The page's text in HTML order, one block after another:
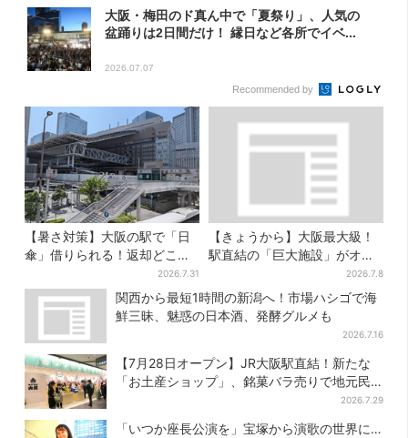
大阪・梅田のド真ん中で「夏祭り」、人気の
盆踊りは2日間だけ！ 縁日など各所でイベ...
2026.07.07
Recommended by
【暑さ対策】大阪の駅で「日
傘」借りられる！返却どこで
もOK、熱中症対策にシェアサ
ービス拡大
2026.7.31
【きょうから】大阪最大級！
駅直結の「巨大施設」がオー
プン、誰でも行ける“無料の屋
上庭園”も
2026.7.8
関西から最短1時間の新潟へ！市場ハシゴで海
鮮三昧、魅惑の日本酒、発酵グルメも
2026.7.16
【7月28日オープン】JR大阪駅直結！新たな
「お土産ショップ」、銘菓バラ売りで地元民
2026.7.29
「いつか座長公演を」宝塚から演歌の世界に…